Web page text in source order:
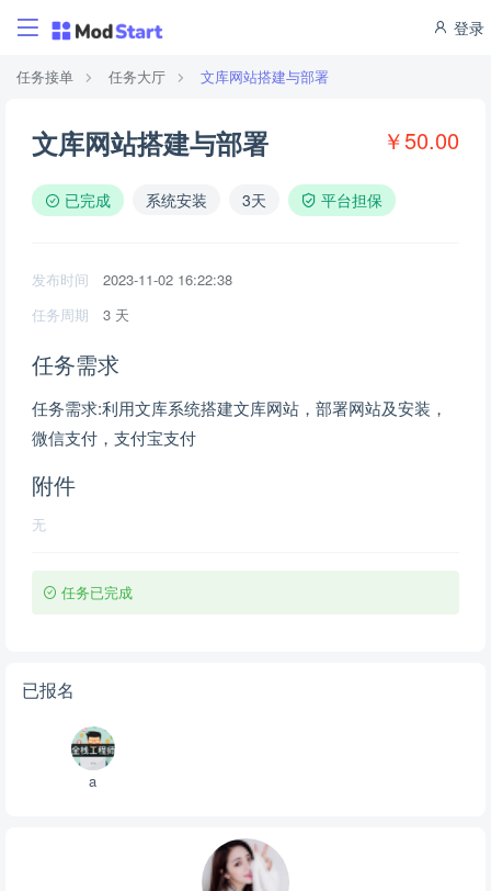
登录
任务接单 任务大厅 文库网站搭建与部署
文库网站搭建与部署 ￥50.00
已完成 系统安装 3天 平台担保
发布时间
2023-11-02 16:22:38
任务周期
3 天
任务需求
任务需求:利用文库系统搭建文库网站，部署网站及安装，
微信支付，支付宝支付
附件
无
任务已完成
已报名
a